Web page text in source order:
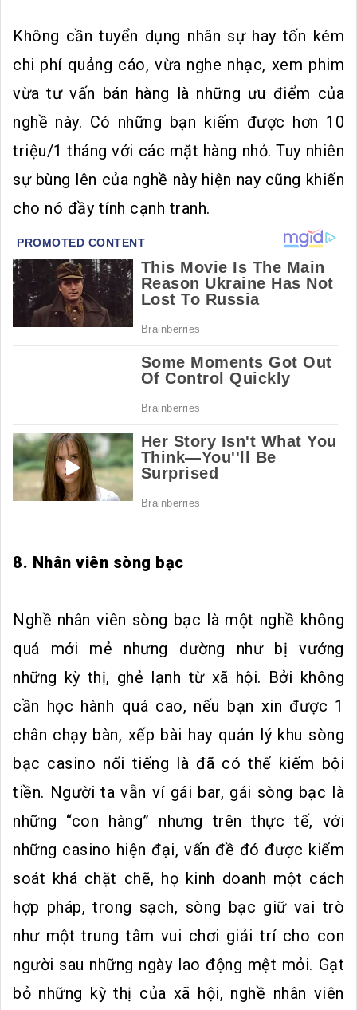
Không cần tuyển dụng nhân sự hay tốn kém
chi phí quảng cáo, vừa nghe nhạc, xem phim
vừa tư vấn bán hàng là những ưu điểm của
nghề này. Có những bạn kiếm được hơn 10
triệu/1 tháng với các mặt hàng nhỏ. Tuy nhiên
sự bùng lên của nghề này hiện nay cũng khiến
cho nó đầy tính cạnh tranh.
8. Nhân viên sòng bạc
Nghề nhân viên sòng bạc là một nghề không
quá mới mẻ nhưng dường như bị vướng
những kỳ thị, ghẻ lạnh từ xã hội. Bởi không
cần học hành quá cao, nếu bạn xin được 1
chân chạy bàn, xếp bài hay quản lý khu sòng
bạc casino nổi tiếng là đã có thể kiếm bội
tiền. Người ta vẫn ví gái bar, gái sòng bạc là
những “con hàng” nhưng trên thực tế, với
những casino hiện đại, vấn đề đó được kiểm
soát khá chặt chẽ, họ kinh doanh một cách
hợp pháp, trong sạch, sòng bạc giữ vai trò
như một trung tâm vui chơi giải trí cho con
người sau những ngày lao động mệt mỏi. Gạt
bỏ những kỳ thị của xã hội, nghề nhân viên